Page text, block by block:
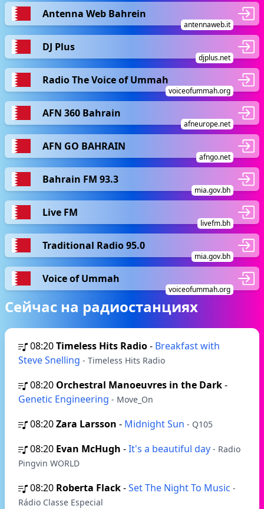
Antenna Web Bahrein
antennaweb.it
DJ Plus
djplus.net
Radio The Voice of Ummah
voiceofummah.org
AFN 360 Bahrain
afneurope.net
AFN GO BAHRAIN
afngo.net
Bahrain FM 93.3
mia.gov.bh
Live FM
livefm.bh
Traditional Radio 95.0
mia.gov.bh
Voice of Ummah
voiceofummah.org
Сейчас на радиостанциях
08:20Timeless Hits Radio- Breakfast with
Steve Snelling - Timeless Hits Radio
08:20 Orchestral Manoeuvres in the Dark-
Genetic Engineering - Move_On
08:20Zara Larsson - Midnight Sun - Q105
08:20 Evan McHugh -It's a beautiful day - Radio
Pingvin WORLD
08:20 Roberta Flack-Set The Night To Music -
Rádio Classe Especial